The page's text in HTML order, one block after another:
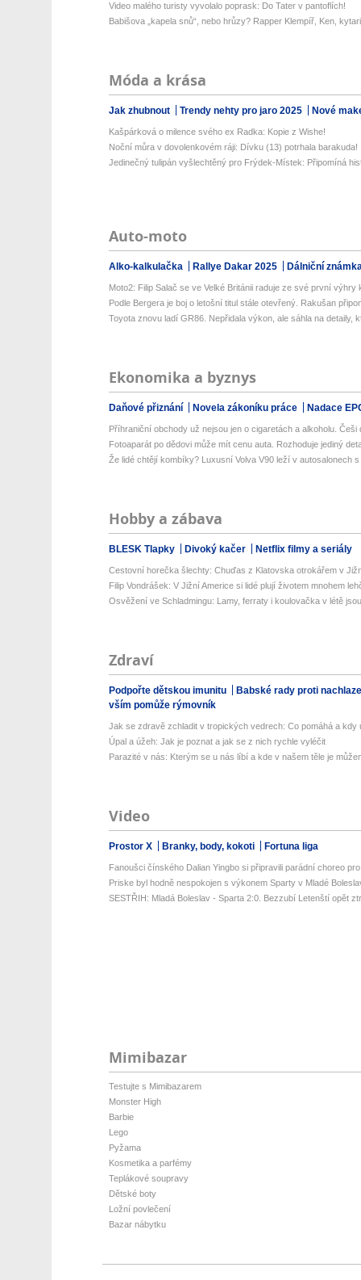
Video malého turisty vyvolalo poprask: Do Tater v pantoflích!
Babišova „kapela snů“, nebo hrůzy? Rapper Klempíř, Ken,
Móda a krása
Jak zhubnout Trendy nehty pro jaro 2025 Nové
Kašpárková o milence svého ex Radka: Kopie z Wishe!
Noční můra v dovolenkovém ráji: Dívku (13) potrhala barakuda!
Jedinečný tulipán vyšlechtěný pro Frýdek-Místek: Připomíná
Auto-moto
Alko-kalkulačka Rallye Dakar 2025 Dálniční
Moto2: Filip Salač se ve Velké Británii raduje ze své první výhry
Podle Bergera je boj o letošní titul stále otevřený. Rakušan
Toyota znovu ladí GR86. Nepřidala výkon, ale sáhla na detaily,
Ekonomika a byznys
Daňové přiznání Novela zákoníku práce Nadace
Příhraniční obchody už nejsou jen o cigaretách a alkoholu. Češi
Fotoaparát po dědovi může mít cenu auta. Rozhoduje jediný
Že lidé chtějí kombíky? Luxusní Volva V90 leží v autosalonech s
Hobby a zábava
BLESK Tlapky Divoký kačer Netflix filmy a seriály
Cestovní horečka šlechty: Chuďas z Klatovska otrokářem v
Filip Vondrášek: V Jižní Americe si lidé plují životem mnohem
Osvěžení ve Schladmingu: Lamy, ferraty i koulovačka v létě
Zdraví
Podpořte dětskou imunitu
Babské rady proti
vším pomůže rýmovník
Jak se zdravě zchladit v tropických vedrech: Co pomáhá a kdy
Úpal a úžeh: Jak je poznat a jak se z nich rychle vyléčit
Parazité v nás: Kterým se u nás líbí a kde v našem těle je
Video
Prostor X Branky, body, kokoti Fortuna liga
Fanoušci čínského Dalian Yingbo si připravili parádní choreo
Priske byl hodně nespokojen s výkonem Sparty v Mladé
SESTŘIH: Mladá Boleslav - Sparta 2:0. Bezzubí Letenští opět
Mimibazar
Testujte s Mimibazarem
Monster High
Barbie
Lego
Pyžama
Kosmetika a parfémy
Teplákové soupravy
Dětské boty
Ložní povlečení
Bazar nábytku